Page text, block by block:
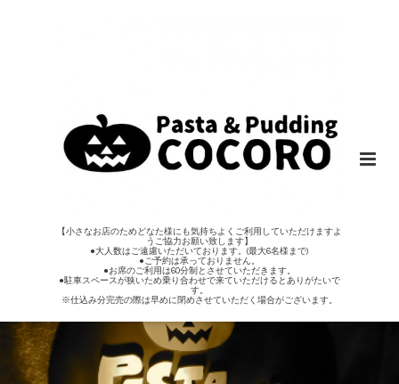
【小さなお店のためどなた様にも気持ちよくご利用していただけますよ
うご協力お願い致します】
●大人数はご遠慮いただいております。(最大6名様まで)
●ご予約は承っておりません。
●お席のご利用は60分制とさせていただきます。
●駐車スペースが狭いため乗り合わせで来ていただけるとありがたいで
す。
※仕込み分完売の際は早めに閉めさせていただく場合がございます。